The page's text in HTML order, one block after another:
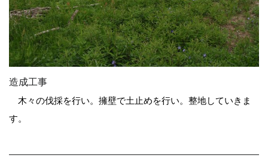
造成工事
木々の伐採を行い。擁壁で土止めを行い。整地していきま
す。